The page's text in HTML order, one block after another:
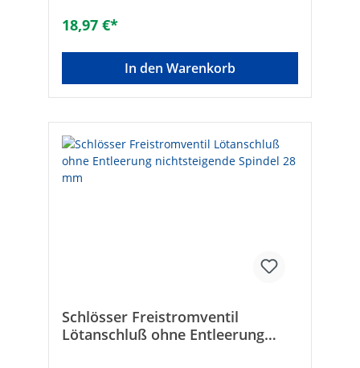
mmMarke: SCHLÖSSEREAN: 4044997115893
18,97 €*
In den Warenkorb
Schlösser Freistromventil
Lötanschluß ohne Entleerung